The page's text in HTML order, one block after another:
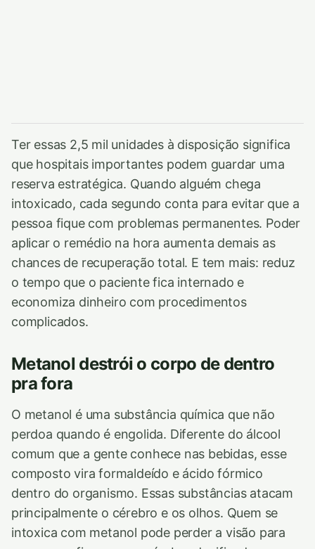
Ter essas 2,5 mil unidades à disposição significa
que hospitais importantes podem guardar uma
reserva estratégica. Quando alguém chega
intoxicado, cada segundo conta para evitar que a
pessoa fique com problemas permanentes. Poder
aplicar o remédio na hora aumenta demais as
chances de recuperação total. E tem mais: reduz
o tempo que o paciente fica internado e
economiza dinheiro com procedimentos
complicados.
Metanol destrói o corpo de dentro
pra fora
O metanol é uma substância química que não
perdoa quando é engolida. Diferente do álcool
comum que a gente conhece nas bebidas, esse
composto vira formaldeído e ácido fórmico
dentro do organismo. Essas substâncias atacam
principalmente o cérebro e os olhos. Quem se
intoxica com metanol pode perder a visão para